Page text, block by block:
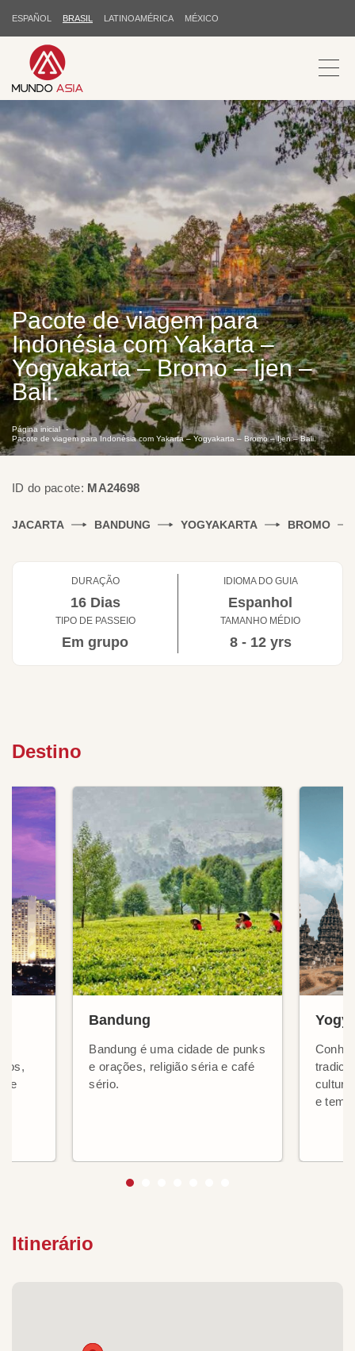
ESPAÑOL BRASIL LATINOAMÉRICA MÉXICO
Pacote de viagem para
Indonésia com Yakarta –
Yogyakarta – Bromo – Ijen –
Bali.
Página inicial
Pacote de viagem para Indonésia com Yakarta – Yogyakarta – Bromo – Ijen – Bali.
ID do pacote: MA24698
JACARTA BANDUNG YOGYAKARTA BROMO
DURAÇÃO
16 Dias
IDIOMA DO GUIA
Espanhol
TIPO DE PASSEIO
Em grupo
TAMANHO MÉDIO
8 - 12 yrs
Destino
e
Bandung
Bandung é uma cidade de punks
e orações, religião séria e café
sério.
e
Itinerário